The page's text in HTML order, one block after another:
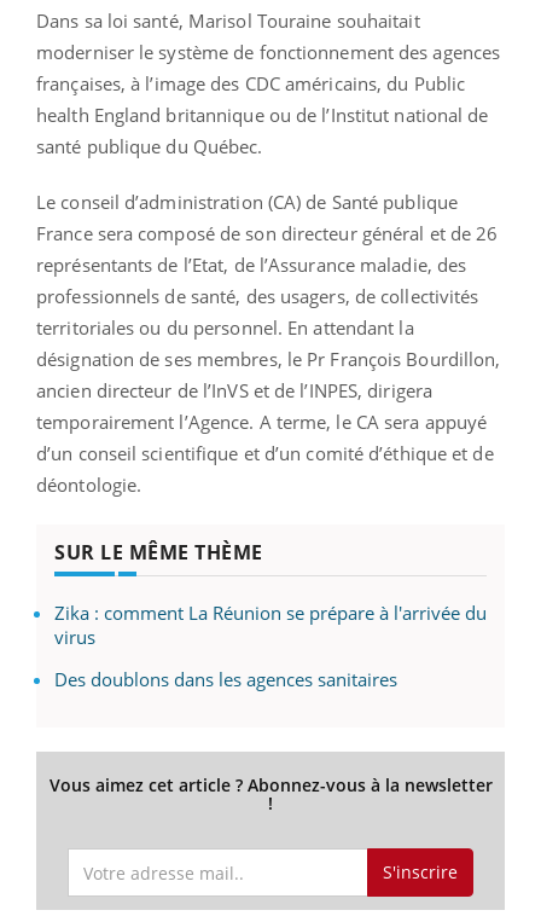
Dans sa loi santé, Marisol Touraine souhaitait
moderniser le système de fonctionnement des agences
françaises, à l’image des CDC américains, du Public
health England britannique ou de l’Institut national de
santé publique du Québec.
Le conseil d’administration (CA) de Santé publique
France sera composé de son directeur général et de 26
représentants de l’Etat, de l’Assurance maladie, des
professionnels de santé, des usagers, de collectivités
territoriales ou du personnel. En attendant la
désignation de ses membres, le Pr François Bourdillon,
ancien directeur de l’InVS et de l’INPES, dirigera
temporairement l’Agence. A terme, le CA sera appuyé
d’un conseil scientifique et d’un comité d’éthique et de
déontologie.
SUR LE MÊME THÈME
Zika : comment La Réunion se prépare à l'arrivée du
virus
Des doublons dans les agences sanitaires
Vous aimez cet article ? Abonnez-vous à la newsletter
!
S'inscrire